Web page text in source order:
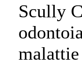
Scully